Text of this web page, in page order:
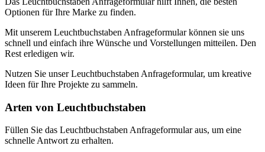
Optionen für Ihre Marke zu finden.
Mit unserem Leuchtbuchstaben Anfrageformular können sie uns
schnell und einfach ihre Wünsche und Vorstellungen mitteilen. Den
Rest erledigen wir.
Nutzen Sie unser Leuchtbuchstaben Anfrageformular, um kreative
Ideen für Ihre Projekte zu sammeln.
Arten von Leuchtbuchstaben
Füllen Sie das Leuchtbuchstaben Anfrageformular aus, um eine
schnelle Antwort zu erhalten.